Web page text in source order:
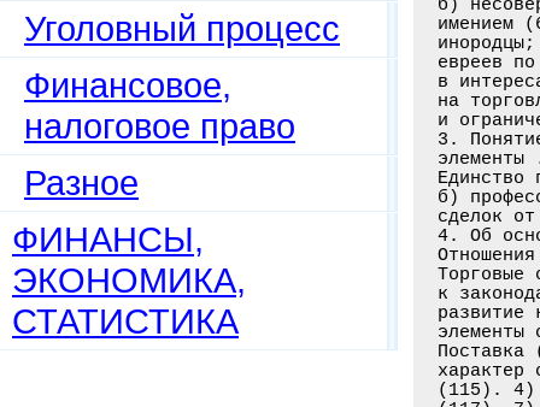
Уголовный процесс
Финансовое,
налоговое право
Разное
ФИНАНСЫ,
ЭКОНОМИКА,
СТАТИСТИКА